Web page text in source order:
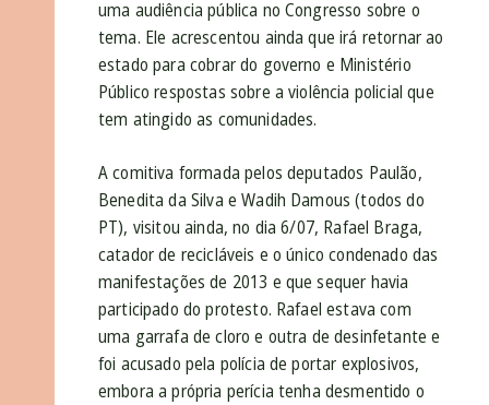
uma audiência pública no Congresso sobre o
tema. Ele acrescentou ainda que irá retornar ao
estado para cobrar do governo e Ministério
Público respostas sobre a violência policial que
tem atingido as comunidades.
A comitiva formada pelos deputados Paulão,
Benedita da Silva e Wadih Damous (todos do
PT), visitou ainda, no dia 6/07, Rafael Braga,
catador de recicláveis e o único condenado das
manifestações de 2013 e que sequer havia
participado do protesto. Rafael estava com
uma garrafa de cloro e outra de desinfetante e
foi acusado pela polícia de portar explosivos,
embora a própria perícia tenha desmentido o